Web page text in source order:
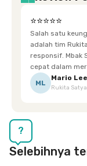
⭐⭐⭐⭐⭐
Salah satu
adalah tim Rukita yang sangat ramah dan
responsif. Mbak Siska
cepat dalam
Ketika saya
terpeleset, permintaan tersebut langsung
ML
Mario Lee
Rukita
?
Selebihnya